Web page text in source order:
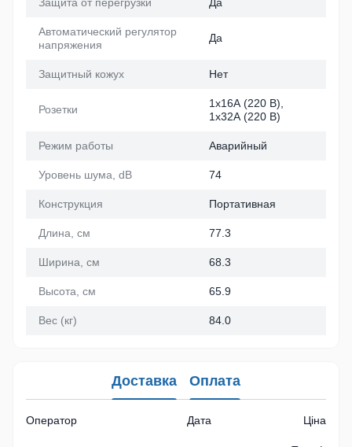
Автоматический регулятор
напряжения
Да
Защитный кожух Нет
Розетки
1х16А (220 В),
1х32А (220 В)
Режим работы Аварийный
Уровень шума, dB 74
Конструкция Портативная
Длина, см 77.3
Ширина, см 68.3
Высота, см 65.9
Вес (кг) 84.0
Доставка Оплата
Оператор Дата Ціна